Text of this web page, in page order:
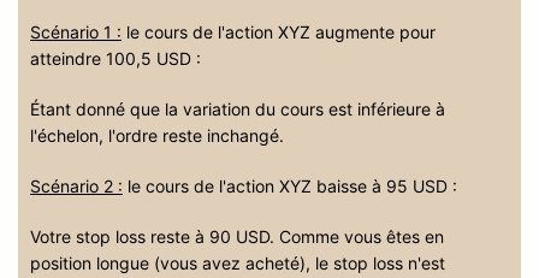
Scénario 1 : le cours de l'action XYZ augmente pour
atteindre 100,5 USD :
Étant donné que la variation du cours est inférieure à
l'échelon, l'ordre reste inchangé.
Scénario 2 : le cours de l'action XYZ baisse à 95 USD :
Votre stop loss reste à 90 USD. Comme vous êtes en
position longue (vous avez acheté), le stop loss n'est